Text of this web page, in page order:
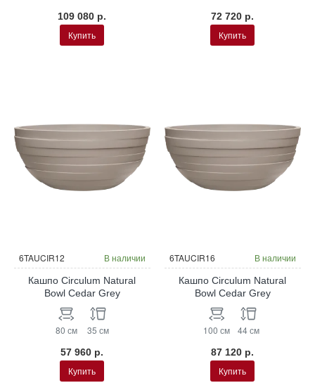
109 080 р.
Купить
72 720 р.
Купить
6TAUCIR12 В наличии
Кашпо Circulum Natural
Bowl Cedar Grey
80 см 35 см
57 960 р.
Купить
6TAUCIR16 В наличии
Кашпо Circulum Natural
Bowl Cedar Grey
100 см 44 см
87 120 р.
Купить